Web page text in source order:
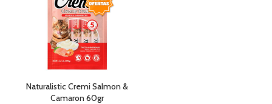
Naturalistic Cremi Salmon &
Camaron 60gr